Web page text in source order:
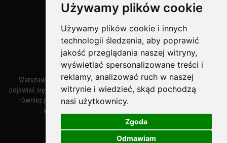
Używamy plików cookie
Używamy plików cookie i innych
technologii śledzenia, aby poprawić
jakość przeglądania naszej witryny,
wyświetlać spersonalizowane treści i
reklamy, analizować ruch w naszej
witrynie i wiedzieć, skąd pochodzą
nasi użytkownicy.
Zgoda
Odmawiam
Bezpieczne Płatności obsługuje:
Warszawa – miasto stołeczne Warszawa. Nazwa miasta zaczęła
pojawiać się w dokumentach w XIV wieku jako Warszewa, a od XV wieku
również jako Warszowa. Zmiana nazwy na Warszawa w XV wieku
wynikała z mazowieckiej wymowy dialektycznej.